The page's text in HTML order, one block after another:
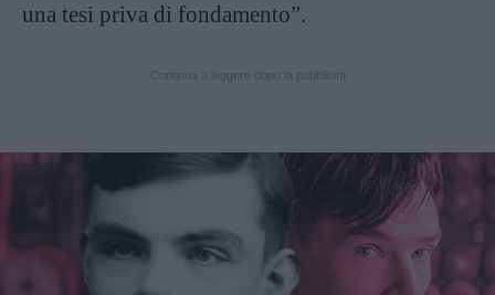
una tesi priva di fondamento”.